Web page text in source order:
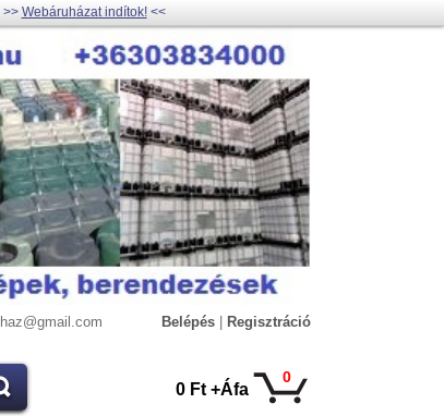
>> Webáruházat indítok!<<
Belépés Regisztráció
0
0 Ft +Áfa